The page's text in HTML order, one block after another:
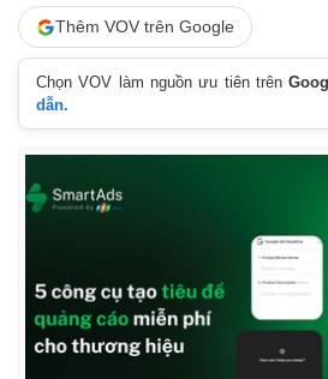
Thêm VOV trên Google
Chọn VOV làm nguồn ưu tiên trên
dẫn.